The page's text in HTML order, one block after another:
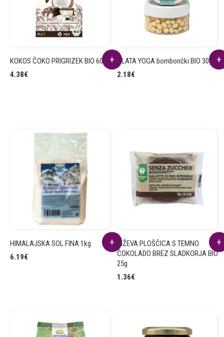
KOKOS ČOKO PRIGRIZEK BIO 60g
4.38€
ZLATA YOGA bombončki BIO 30g
2.18€
HIMALAJSKA SOL FINA 1kg
6.19€
RIŽEVA PLOŠČICA S TEMNO
ČOKOLADO BREZ SLADKORJA BIO
25g
1.36€